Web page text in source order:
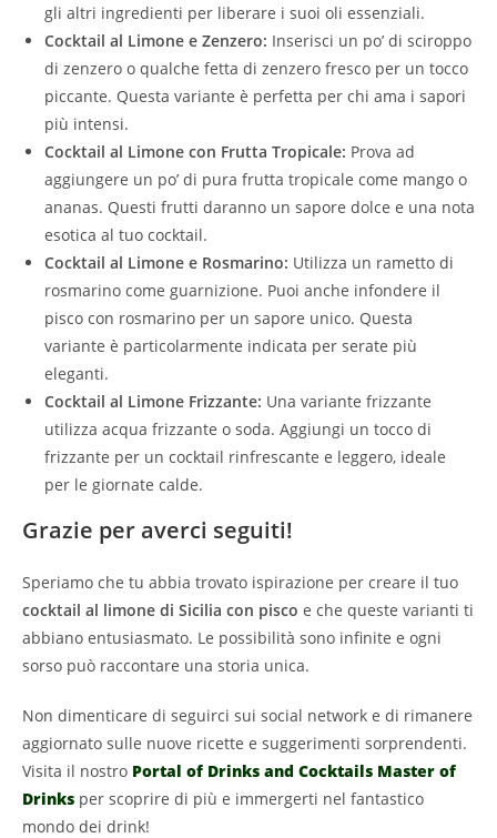
gli altri ingredienti per liberare i suoi oli essenziali.
Cocktail al Limone e Zenzero: Inserisci un po’ di sciroppo
di zenzero o qualche fetta di zenzero fresco per un tocco
piccante. Questa variante è perfetta per chi ama i sapori
più intensi.
Cocktail al Limone con Frutta Tropicale: Prova ad
aggiungere un po’ di pura frutta tropicale come mango o
ananas. Questi frutti daranno un sapore dolce e una nota
esotica al tuo cocktail.
Cocktail al Limone e Rosmarino: Utilizza un rametto di
rosmarino come guarnizione. Puoi anche infondere il
pisco con rosmarino per un sapore unico. Questa
variante è particolarmente indicata per serate più
eleganti.
Cocktail al Limone Frizzante: Una variante frizzante
utilizza acqua frizzante o soda. Aggiungi un tocco di
frizzante per un cocktail rinfrescante e leggero, ideale
per le giornate calde.
Grazie per averci seguiti!
Speriamo che tu abbia trovato ispirazione per creare il tuo
cocktail al limone di Sicilia con pisco e che queste varianti ti
abbiano entusiasmato. Le possibilità sono infinite e ogni
sorso può raccontare una storia unica.
Non dimenticare di seguirci sui social network e di rimanere
aggiornato sulle nuove ricette e suggerimenti sorprendenti.
Visita il nostro Portal of Drinks and Cocktails Master of
Drinks per scoprire di più e immergerti nel fantastico
mondo dei drink!